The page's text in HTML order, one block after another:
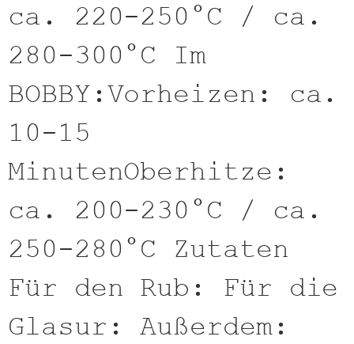
ca. 220-250°C / ca.
280-300°C Im
BOBBY:Vorheizen: ca.
10-15
MinutenOberhitze:
ca. 200-230°C / ca.
250-280°C Zutaten
Für den Rub: Für die
Glasur: Außerdem: